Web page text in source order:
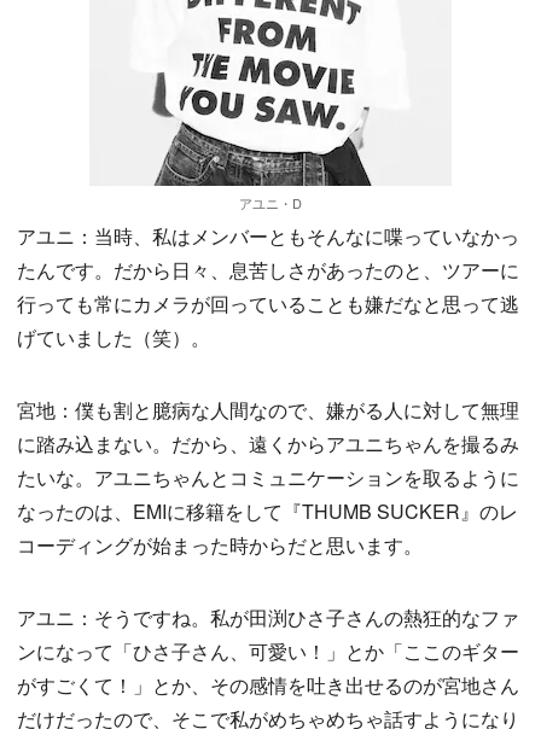
アユニ・D
アユニ：当時、私はメンバーともそんなに喋っていなかっ
たんです。だから日々、息苦しさがあったのと、ツアーに
行っても常にカメラが回っていることも嫌だなと思って逃
げていました（笑）。
宮地：僕も割と臆病な人間なので、嫌がる人に対して無理
に踏み込まない。だから、遠くからアユニちゃんを撮るみ
たいな。アユニちゃんとコミュニケーションを取るように
なったのは、EMIに移籍をして『THUMB SUCKER』のレ
コーディングが始まった時からだと思います。
アユニ：そうですね。私が田渕ひさ子さんの熱狂的なファ
ンになって「ひさ子さん、可愛い！」とか「ここのギター
がすごくて！」とか、その感情を吐き出せるのが宮地さん
だけだったので、そこで私がめちゃめちゃ話すようになり